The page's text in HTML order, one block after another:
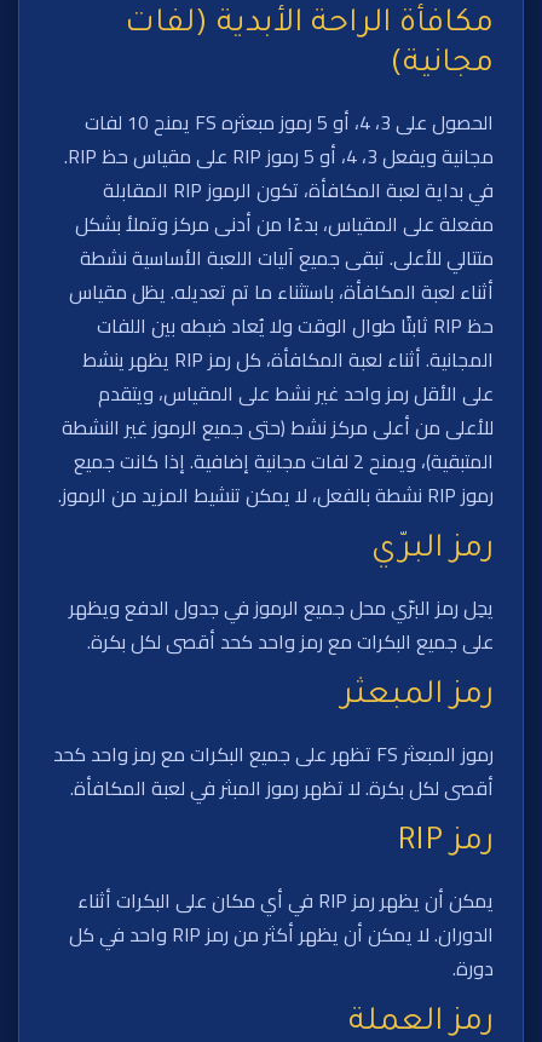
مكافأة الراحة الأبدية (لفات
مجانية)
الحصول على 3، 4، أو 5 رموز مبعثره FS يمنح 10 لفات
مجانية ويفعل 3، 4، أو 5 رموز RIP على مقياس حظ RIP.
في بداية لعبة المكافأة، تكون الرموز RIP المقابلة
مفعلة على المقياس، بدءًا من أدنى مركز وتملأ بشكل
متتالي للأعلى. تبقى جميع آليات اللعبة الأساسية نشطة
أثناء لعبة المكافأة، باستثناء ما تم تعديله. يظل مقياس
حظ RIP ثابتًا طوال الوقت ولا يُعاد ضبطه بين اللفات
المجانية. أثناء لعبة المكافأة، كل رمز RIP يظهر ينشط
على الأقل رمز واحد غير نشط على المقياس، ويتقدم
للأعلى من أعلى مركز نشط (حتى جميع الرموز غير النشطة
المتبقية)، ويمنح 2 لفات مجانية إضافية. إذا كانت جميع
رموز RIP نشطة بالفعل، لا يمكن تنشيط المزيد من الرموز.
رمز البرّي
يحِل رمز البرّي محل جميع الرموز في جدول الدفع ويظهر
على جميع البكرات مع رمز واحد كحد أقصى لكل بكرة.
رمز المبعثر
رموز المبعثر FS تظهر على جميع البكرات مع رمز واحد كحد
أقصى لكل بكرة. لا تظهر رموز المبثر في لعبة المكافأة.
رمز RIP
يمكن أن يظهر رمز RIP في أي مكان على البكرات أثناء
الدوران. لا يمكن أن يظهر أكثر من رمز RIP واحد في كل
دورة.
رمز العملة